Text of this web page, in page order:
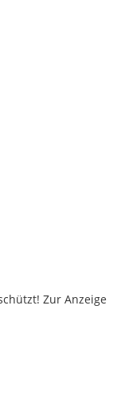
Zur Anzeige